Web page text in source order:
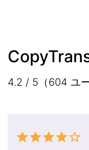
4.2 / 5（604 ユ